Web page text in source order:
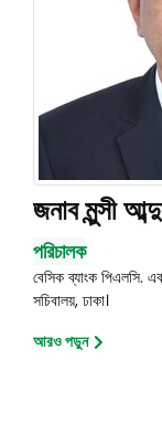
জনাব মুন্সী
পরিচালক
বেসিক ব্যাংক পিএলসি.
সচিবালয়, ঢাকা।
আরও পড়ুন